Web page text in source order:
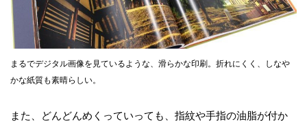
まるでデジタル画像を見ているような、滑らかな印刷。折れにくく、しなや
かな紙質も素晴らしい。
また、どんどんめくっていっても、指紋や手指の油脂が付か